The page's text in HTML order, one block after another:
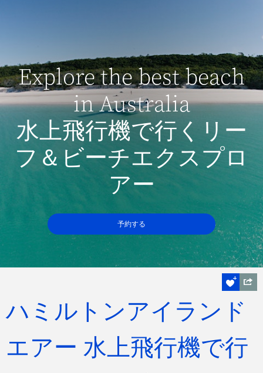
Explore the best beach
in Australia
水上飛行機で行くリー
フ＆ビーチエクスプロ
アー
予約する
ハミルトンアイランド
エアー 水上飛行機で行